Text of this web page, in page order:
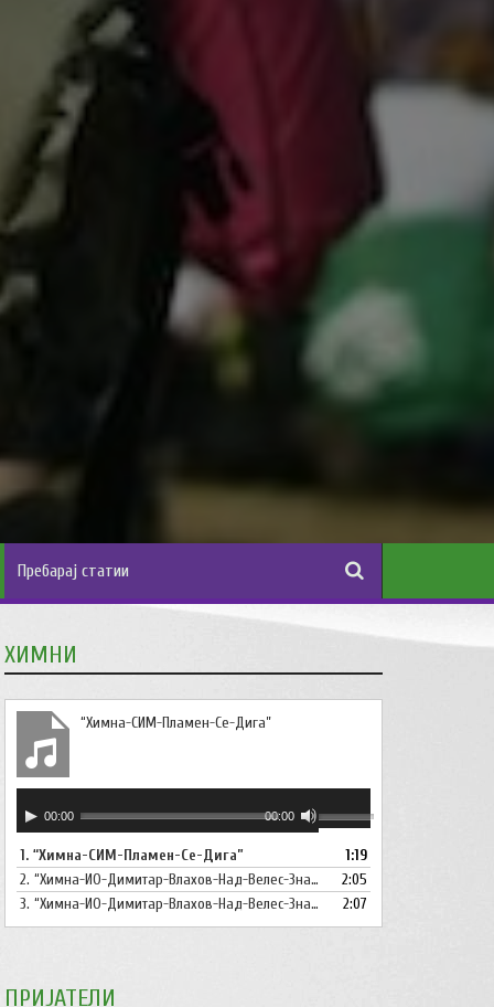
ХИМНИ
“Химна-СИМ-Пламен-Се-Дига”
плејер00:00 00:00
Користете
ги
копшињата
Горна
стрела/
Долна
1.“Химна-СИМ-Пламен-Се-Дига”
1:19
2.“Химна-ИО-Димитар-Влахов-Над-Велес-Знаме-Се-Вее”
2:05
3.“Химна-ИО-Димитар-Влахов-Над-Велес-Знаме-Се-Вее-Инструментал” 2:07
ПРИЈАТЕЛИ